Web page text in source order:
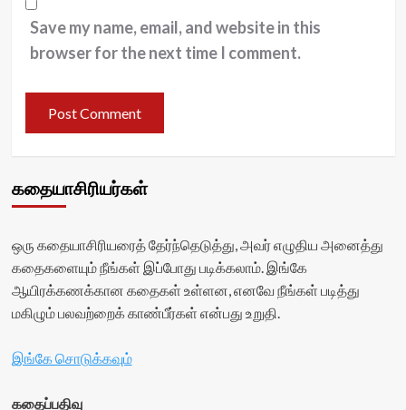
Save my name, email, and website in this
browser for the next time I comment.
கதையாசிரியர்கள்
ஒரு கதையாசிரியரைத் தேர்ந்தெடுத்து, அவர் எழுதிய அனைத்து
கதைகளையும் நீங்கள் இப்போது படிக்கலாம். இங்கே
ஆயிரக்கணக்கான கதைகள் உள்ளன, எனவே நீங்கள் படித்து
மகிழும் பலவற்றைக் காண்பீர்கள் என்பது உறுதி.
இங்கே சொடுக்கவும்
கதைப்பதிவு